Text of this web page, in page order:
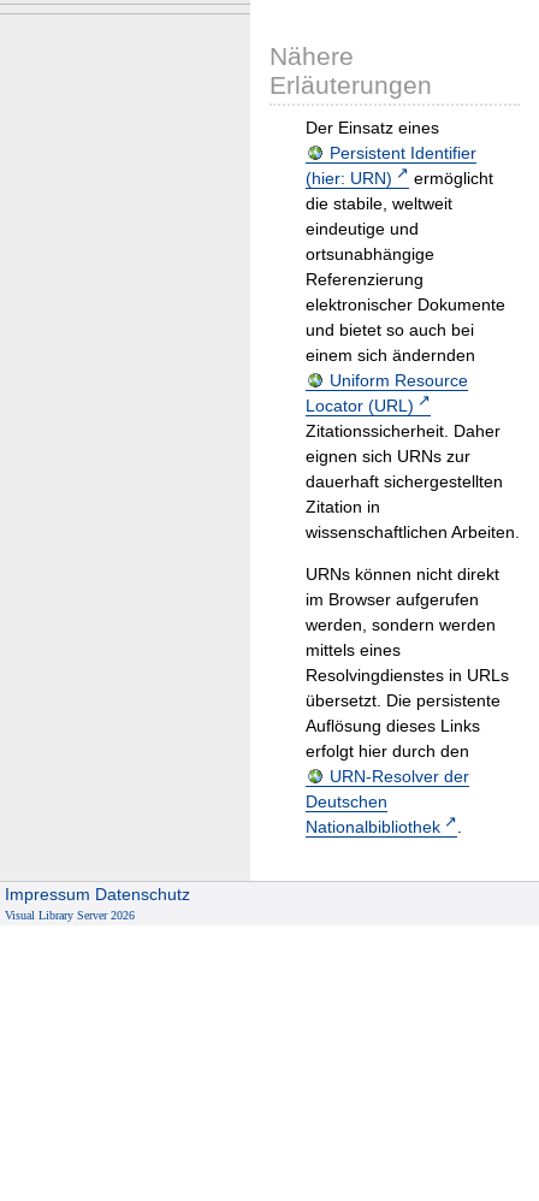
Nähere
Erläuterungen
Der Einsatz eines
Persistent Identifier
(hier: URN)
ermöglicht
die stabile, weltweit
eindeutige und
ortsunabhängige
Referenzierung
elektronischer Dokumente
und bietet so auch bei
einem sich ändernden
Uniform Resource
Locator (URL)
Zitationssicherheit. Daher
eignen sich URNs zur
dauerhaft sichergestellten
Zitation in
wissenschaftlichen Arbeiten.
URNs können nicht direkt
im Browser aufgerufen
werden, sondern werden
mittels eines
Resolvingdienstes in URLs
übersetzt. Die persistente
Auflösung dieses Links
erfolgt hier durch den
URN-Resolver der
Deutschen
Nationalbibliothek
.
Impressum Datenschutz
Visual Library Server 2026